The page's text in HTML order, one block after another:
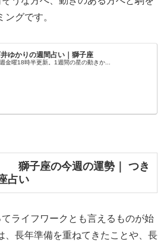
グです。
ゆかりの週間占い｜獅子座
金曜18時半更新。1週間の星の動きか...
子座の今週の運勢｜ つき
占い
ライフワークとも言えるものが始
、長年準備を重ねてきたことや、長